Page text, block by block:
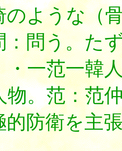
のような（
問う。た
一范一韓
物。范：范
的防衛を主